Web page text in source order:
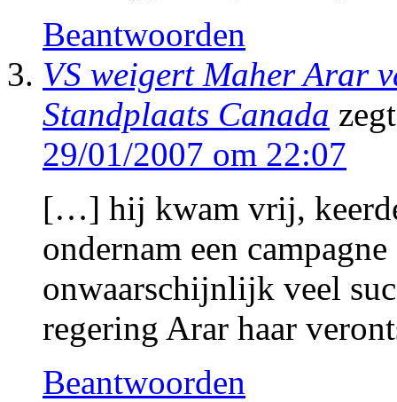
Beantwoorden
VS weigert Maher Arar
Standplaats Canada
29/01/2007 om 22:07
[…] hij kwam vrij,
ondernam een
onwaarschijnlijk veel
regering Arar haar
Beantwoorden